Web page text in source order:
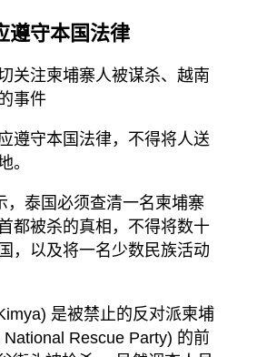
遵守本国法律
关注柬埔寨人被谋杀、越南
事件
遵守本国法律，不得将人送
。
，泰国必须查清一名柬埔寨
都被杀的真相，不得将数十
，以及将一名少数民族活动
是被禁止的反对派柬埔
Rescue Party) 的前